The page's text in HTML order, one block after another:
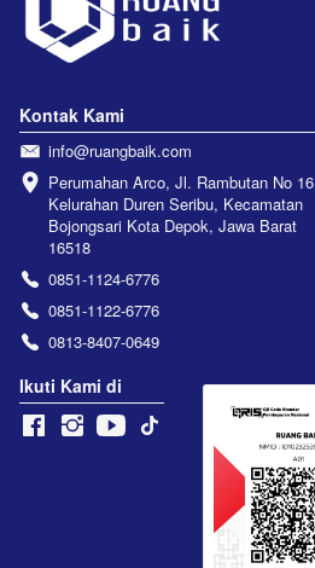
Kontak Kami
info@ruangbaik.com
Perumahan Arco, Jl. Rambutan No 16
Kelurahan Duren Seribu, Kecamatan
Bojongsari Kota Depok, Jawa Barat
16518
0851-1124-6776
0851-1122-6776
0813-8407-0649
Ikuti Kami di